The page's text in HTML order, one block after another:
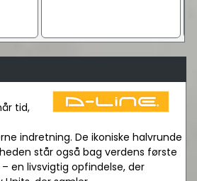
tid,
indretning. De ikoniske halvrunde
står også bag verdens første
en livsvigtig opfindelse, der